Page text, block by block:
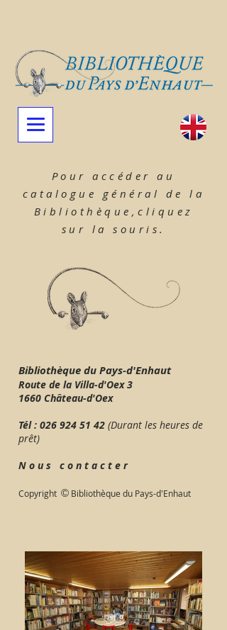
Pour accéder au
catalogue général de la
Bibliothèque,cliquez
sur la souris.
Bibliothèque du Pays-d'Enhaut
Route de la Villa-d'Oex 3
1660 Château-d'Oex
Tél : 026 924 51 42 (Durant les heures de
prêt)
N o u s c o n t a c t e r
Copyright © Bibliothèque du Pays-d'Enhaut